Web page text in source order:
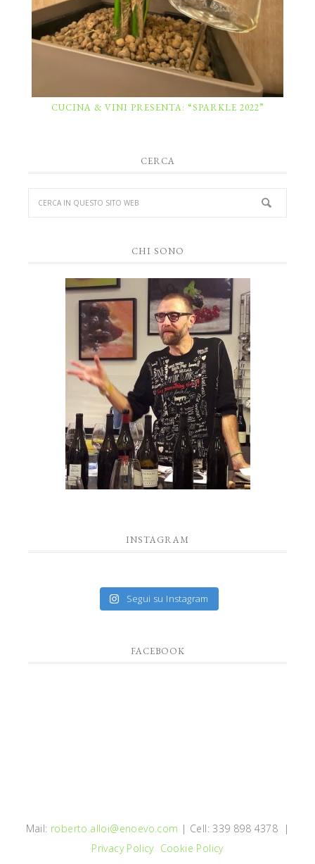
CUCINA & VINI PRESENTA: “SPARKLE 2022”
CERCA
CHI SONO
INSTAGRAM
Segui su Instagram
FACEBOOK
Mail: roberto.alloi@enoevo.com | Cell: 339 898 4378 |
Privacy Policy Cookie Policy